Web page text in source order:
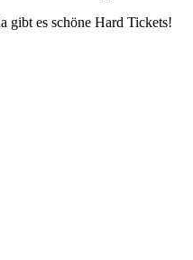
gibt es schöne Hard Tickets!